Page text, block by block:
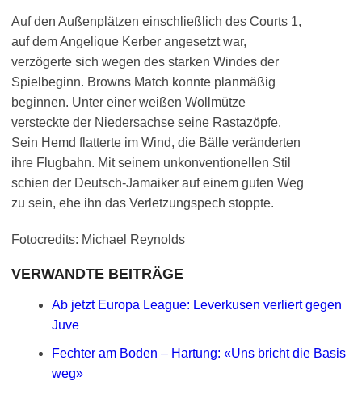
Auf den Außenplätzen einschließlich des Courts 1,
auf dem Angelique Kerber angesetzt war,
verzögerte sich wegen des starken Windes der
Spielbeginn. Browns Match konnte planmäßig
beginnen. Unter einer weißen Wollmütze
versteckte der Niedersachse seine Rastazöpfe.
Sein Hemd flatterte im Wind, die Bälle veränderten
ihre Flugbahn. Mit seinem unkonventionellen Stil
schien der Deutsch-Jamaiker auf einem guten Weg
zu sein, ehe ihn das Verletzungspech stoppte.
Fotocredits: Michael Reynolds
VERWANDTE BEITRÄGE
Ab jetzt Europa League: Leverkusen verliert gegen
Juve
Fechter am Boden – Hartung: «Uns bricht die Basis
weg»